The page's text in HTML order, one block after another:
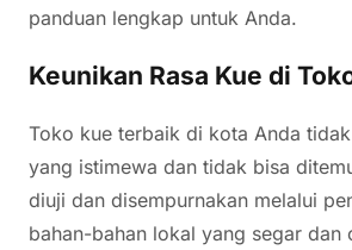
panduan lengkap untuk Anda.
Keunikan Rasa Kue di
Toko kue terbaik di kota Anda
yang istimewa dan tidak bisa
diuji dan disempurnakan melalui
bahan-bahan lokal yang segar